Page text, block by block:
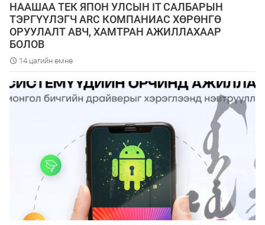
НААШАА ТЕК ЯПОН УЛСЫН IT САЛБАРЫН
ТЭРГҮҮЛЭГЧ ARC КОМПАНИАС ХӨРӨНГӨ
ОРУУЛАЛТ АВЧ, ХАМТРАН АЖИЛЛАХААР
БОЛОВ
14 цагийн өмнө